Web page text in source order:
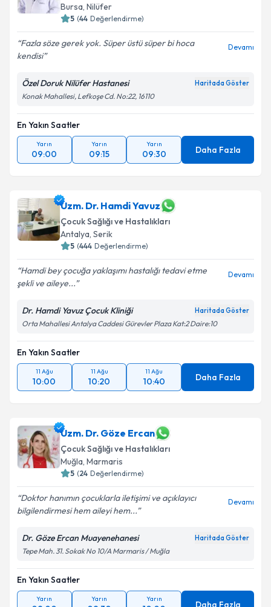
Bursa, Nilüfer
5 (44 Değerlendirme)
Fazla söze gerek yok. Süper üstü süper bi hoca
kendisi
Devamı
Özel Doruk Nilüfer Hastanesi Haritada Göster
Konak Mahallesi, Lefkoşe Cd. No:22, 16110
En Yakın Saatler
Yarın
09:00
Yarın
09:15
Yarın
09:30 Daha Fazla
Uzm. Dr. Hamdi Yavuz
Çocuk Sağlığı ve Hastalıkları
Antalya, Serik
5 (444 Değerlendirme)
Hamdi bey çocuğa yaklaşımı hastalığı tedavi etme
şekli ve aileye...
Devamı
Dr. Hamdi Yavuz Çocuk Kliniği Haritada Göster
Orta Mahallesi Antalya Caddesi Gürevler Plaza Kat:2 Daire:10
En Yakın Saatler
11 Ağu
10:00
11 Ağu
10:20
11 Ağu
10:40 Daha Fazla
Uzm. Dr. Göze Ercan
Çocuk Sağlığı ve Hastalıkları
Muğla, Marmaris
5 (24 Değerlendirme)
Doktor hanımın çocuklarla iletişimi ve açıklayıcı
bilgilendirmesi hem aileyi hem...
Devamı
Dr. Göze Ercan Muayenehanesi Haritada Göster
Tepe Mah. 31. Sokak No 10/A Marmaris / Muğla
En Yakın Saatler
Yarın Yarın Yarın
Daha Fazla